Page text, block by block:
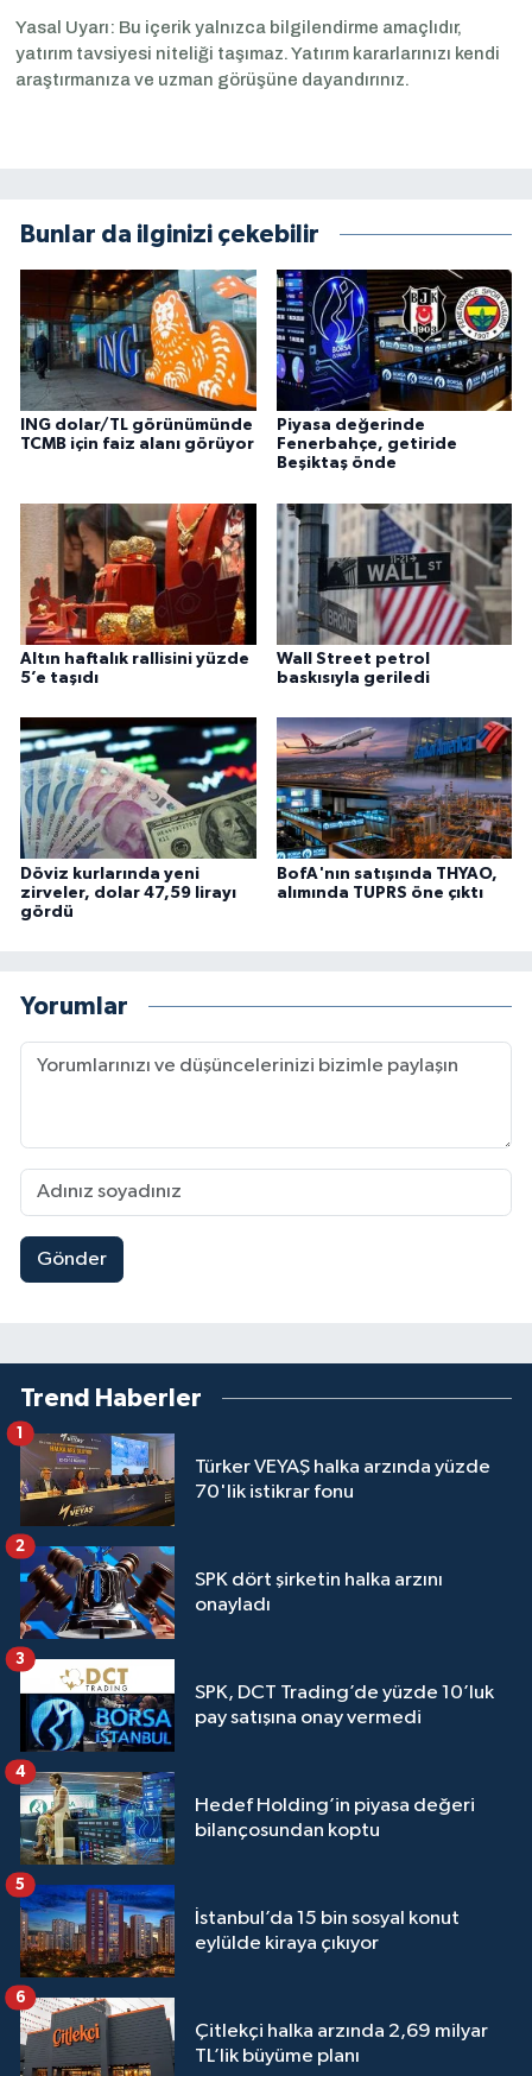
Yasal Uyarı: Bu içerik yalnızca bilgilendirme amaçlıdır,
yatırım tavsiyesi niteliği taşımaz. Yatırım kararlarınızı kendi
araştırmanıza ve uzman görüşüne dayandırınız.
Bunlar da ilginizi çekebilir
ING dolar/TL görünümünde
TCMB için faiz alanı görüyor
Piyasa değerinde
Fenerbahçe, getiride
Beşiktaş önde
Altın haftalık rallisini yüzde
5’e taşıdı
Wall Street petrol
baskısıyla geriledi
Döviz kurlarında yeni
zirveler, dolar 47,59 lirayı
gördü
BofA'nın satışında THYAO,
alımında TUPRS öne çıktı
Yorumlar
Gönder
Trend Haberler
Türker VEYAŞ halka arzında yüzde
70'lik istikrar fonu
1
SPK dört şirketin halka arzını
onayladı
2
SPK, DCT Trading’de yüzde 10’luk
pay satışına onay vermedi
3
Hedef Holding’in piyasa değeri
bilançosundan koptu
4
İstanbul’da 15 bin sosyal konut
eylülde kiraya çıkıyor
5
Çitlekçi halka arzında 2,69 milyar
TL’lik büyüme planı
6